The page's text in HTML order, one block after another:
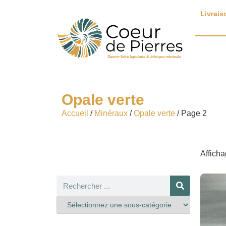
Savoir-faire lapidaire & éthique minérale
Opale verte
Accueil / Minéraux /Opale verte / Page 2